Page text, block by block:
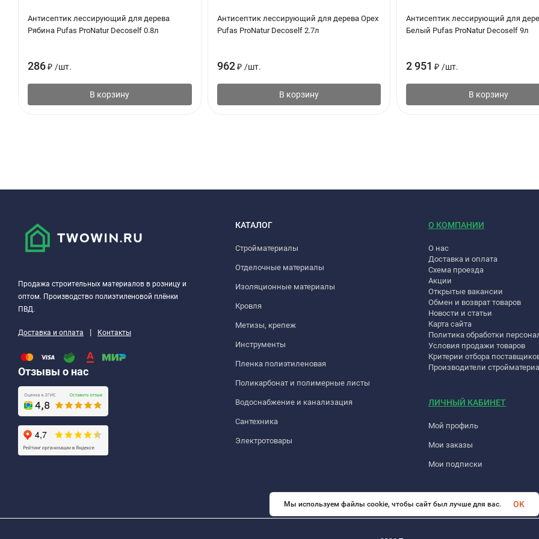
Антисептик лессирующий для дерева
Рябина Pufas ProNatur Decoself 0.8л
286₽ /шт.
В корзину
Антисептик лессирующий для дерева Орех
Pufas ProNatur Decoself 2.7л
962 ₽ /шт.
В корзину
Антисептик лессирующий для
Белый Pufas ProNatur Decoself 9л
2 951 ₽ /шт.
В корзину
Продажа строительных материалов в розницу и
оптом. Производство полиэтиленовой плёнки
ПВД.
Доставка и оплата | Контакты
Отзывы о нас
КАТАЛОГ
Стройматериалы
Отделочные материалы
Изоляционные материалы
Кровля
Метизы, крепеж
Инструменты
Пленка полиэтиленовая
Поликарбонат и полимерные листы
Водоснабжение и канализация
Сантехника
Электротовары
О КОМПАНИИ
О нас
Доставка и оплата
Схема проезда
Акции
Открытые вакансии
Обмен и возврат товаров
Новости и статьи
Карта сайта
Политика обработки
Условия продажи товаров
Критерии отбора
Производители
ЛИЧНЫЙ КАБИНЕТ
Мой профиль
Мои заказы
Мои подписки
Мы используем файлы cookie, чтобы сайт был лучше для вас. OK